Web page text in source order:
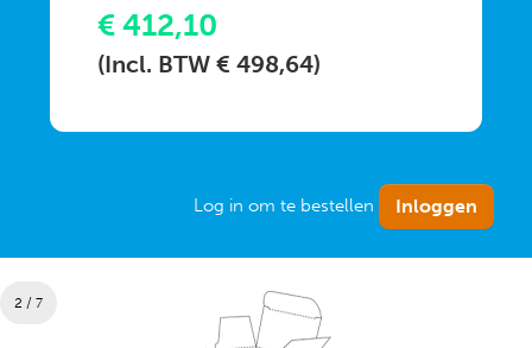
2 / 7
€ 412,10
(Incl. BTW € 498,64)
Log in om te bestellen